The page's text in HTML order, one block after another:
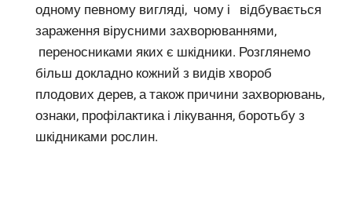
одному певному вигляді, чому і відбувається
зараження вірусними захворюваннями,
переносниками яких є шкідники. Розглянемо
більш докладно кожний з видів хвороб
плодових дерев, а також причини захворювань,
ознаки, профілактика і лікування, боротьбу з
шкідниками рослин.